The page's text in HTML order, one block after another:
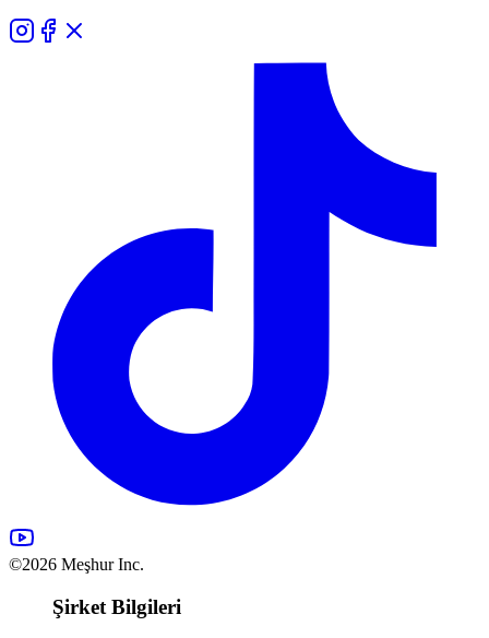
©2026 Meşhur Inc.
Şirket Bilgileri